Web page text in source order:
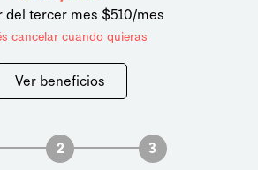
del tercer mes $510/mes
cancelar cuando quieras
Ver beneficios
2 3